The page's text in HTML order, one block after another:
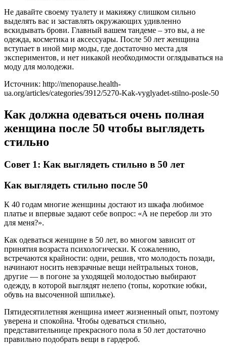
Не давайте своему туалету и макияжу слишком сильно
выделять вас и заставлять окружающих удивленно
вскидывать брови. Главный вашем тандеме – это вы, а не
одежда, косметика и аксессуары. После 50 лет женщина
вступает в иной мир моды, где достаточно места для
экспериментов, и нет никакой необходимости оглядываться на
моду для молодежи.
Источник: http://menopause.health-
ua.org/articles/categories/3912/5270-Kak-vyglyadet-stilno-posle-50
Как должна одеваться очень полная
женщина после 50 чтобы выглядеть
стильно
Совет 1: Как выглядеть стильно в 50 лет
Как выглядеть стильно после 50
К 40 годам многие женщины достают из шкафа любимое
платье и впервые задают себе вопрос: «А не перебор ли это
для меня?».
Как одеваться женщине в 50 лет, во многом зависит от
принятия возраста психологически. К сожалению,
встречаются крайности: одни, решив, что молодость позади,
начинают носить невзрачные вещи нейтральных тонов,
другие — в погоне за уходящей молодостью выбирают
одежду, в которой выглядят нелепо (топы, короткие юбки,
обувь на высоченной шпильке).
Пятидесятилетняя женщина имеет жизненный опыт, поэтому
уверена и спокойна. Чтобы одеваться стильно,
представительнице прекрасного пола в 50 лет достаточно
правильно подобрать вещи в гардероб.